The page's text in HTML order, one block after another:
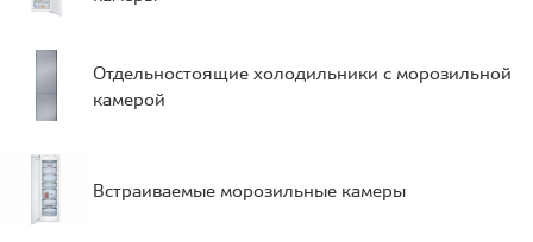
Отдельностоящие холодильники с морозильной
камерой
Встраиваемые морозильные камеры